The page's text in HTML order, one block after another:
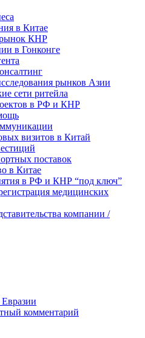
в Китае
рынок КНР
в Гонконге
рынков Азии
сети ритейла
в РФ и КНР
визитов в Китай
поставок
в Китае
в РФ и КНР “под ключ”
медицинских
компании /
комментарий